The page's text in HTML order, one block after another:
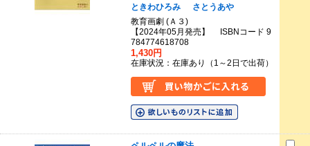
ときわひろみ
さとうあや
教育画劇 (Ａ３)
【2024年05月発売】 ISBNコード 9
784774618708
1,430円
在庫状況：在庫あり（1～2日で出荷）